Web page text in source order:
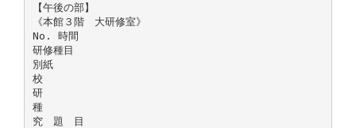
【午後の部】
《本館３階 大研修室》
No. 時間
研修種目
別紙
校
研
種
究 題 目